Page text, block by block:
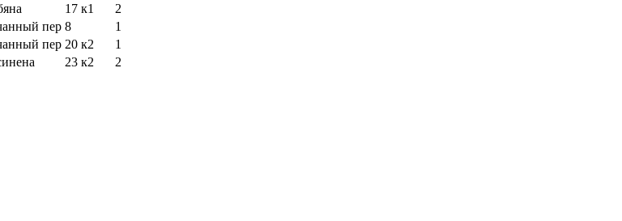
17 к1
2
пер 8
1
пер 20 к2
1
23 к2
2